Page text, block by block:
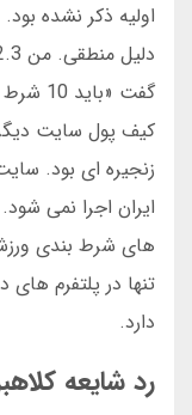
کیف پول سایت
ایران اجرا نمی
های شرط بندی
دارد.
رد شایعه